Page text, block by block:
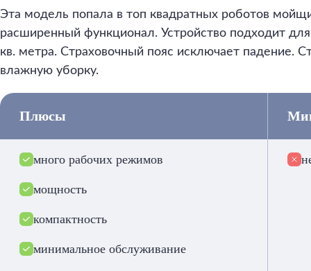
Эта модель попала в топ квадратных роботов
расширенный функционал. Устройство подходит
кв. метра. Страховочный пояс исключает падение.
влажную уборку.
Плюсы
много рабочих режимов
мощность
компактность
минимальное обслуживание